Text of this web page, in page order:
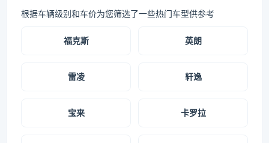
根据车辆级别和车价为您筛选了一些热门车型供参考
福克斯 英朗
雷凌 轩逸
宝来 卡罗拉